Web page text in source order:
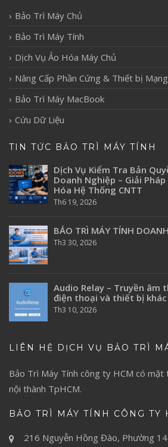
Bảo Trì Máy Chủ
Bảo Trì Máy Tính
Dịch Vụ Ảo Hóa Máy Chủ
Nâng Cấp Phần Cứng & Thiết bị Mạng
Bảo Trì Máy MacBook
Cứu Dữ Liệu
TIN TỨC BẢO TRÌ MÁY TÍNH
Dịch Vụ Kiểm Tra Bản
Doanh Nghiệp – Giải Pháp
Hóa Hệ Thống CNTT
Th6 19, 2026
BẢO TRÌ MÁY TÍNH
Th3 30, 2026
Audio Relay – Truyền âm
điện thoại và thiết bị khác
Th3 10, 2026
LIÊN HỆ DỊCH VỤ BẢO TRÌ
Bảo Trì Máy Tính công ty HCM có mặt
nội thành TpHCM.
BẢO TRÌ MÁY TÍNH CÔNG TY
216 Nguyễn Hồng Đào, Phường